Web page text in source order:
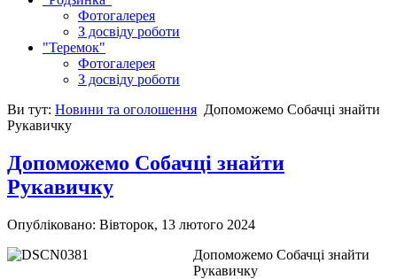
Фотогалерея
З досвіду роботи
"Теремок"
Фотогалерея
З досвіду роботи
Ви тут: Новини та оголошення Допоможемо Собачці знайти
Рукавичку
Допоможемо Собачці знайти
Рукавичку
Опубліковано: Вівторок, 13 лютого 2024
Допоможемо Собачці знайти
Рукавичку